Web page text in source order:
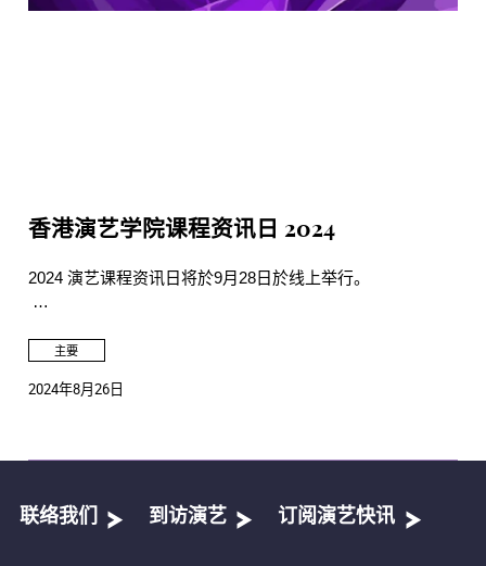
香港演艺学院课程资讯日 2024
2024 演艺课程资讯日将於9月28日於线上举行。
主要
2024年8月26日
联络我们 到访演艺 订阅演艺快讯